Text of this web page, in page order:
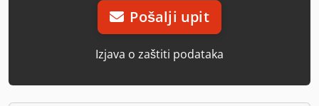
Pošalji upit
Izjava o zaštiti podataka